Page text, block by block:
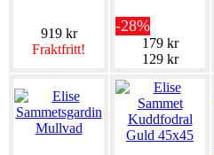
919 kr
Fraktfritt!
-28%
179 kr
129 kr